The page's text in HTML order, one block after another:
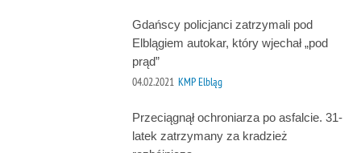
Gdańscy policjanci zatrzymali pod
Elblągiem autokar, który wjechał „pod
prąd”
04.02.2021 KMP Elbląg
Przeciągnął ochroniarza po asfalcie. 31-
latek zatrzymany za kradzież